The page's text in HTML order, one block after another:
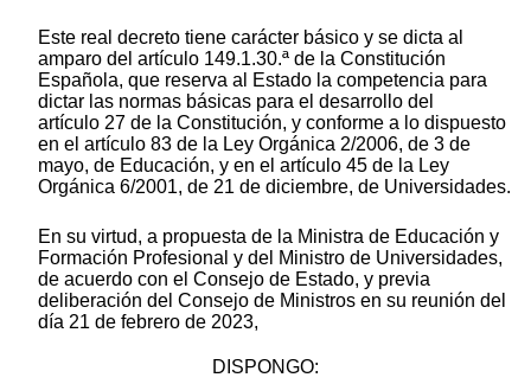
Este real decreto tiene carácter básico y se dicta al
amparo del artículo 149.1.30.ª de la Constitución
Española, que reserva al Estado la competencia para
dictar las normas básicas para el desarrollo del
artículo 27 de la Constitución, y conforme a lo dispuesto
en el artículo 83 de la Ley Orgánica 2/2006, de 3 de
mayo, de Educación, y en el artículo 45 de la Ley
Orgánica 6/2001, de 21 de diciembre, de Universidades.
En su virtud, a propuesta de la Ministra de Educación y
Formación Profesional y del Ministro de Universidades,
de acuerdo con el Consejo de Estado, y previa
deliberación del Consejo de Ministros en su reunión del
día 21 de febrero de 2023,
DISPONGO: